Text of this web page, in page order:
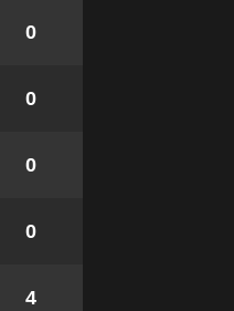
0
0
0
0
4